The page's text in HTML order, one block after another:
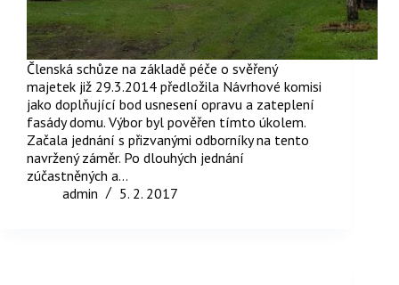
Členská schůze na základě péče o svěřený
majetek již 29.3.2014 předložila Návrhové komisi
jako doplňující bod usnesení opravu a zateplení
fasády domu. Výbor byl pověřen tímto úkolem.
Začala jednání s přizvanými odborníky na tento
navržený záměr. Po dlouhých jednání
zúčastněných a…
admin
5. 2. 2017